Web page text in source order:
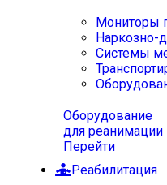
Мониторы
Наркозно-
Системы
Оборудование
для реанимации
Перейти
Реабилитация